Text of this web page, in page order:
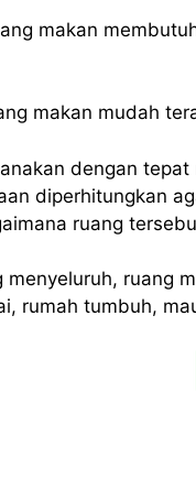
makan
makan mudah
dengan
diperhitungkan
ruang
menyeluruh, ruang
rumah tumbuh,